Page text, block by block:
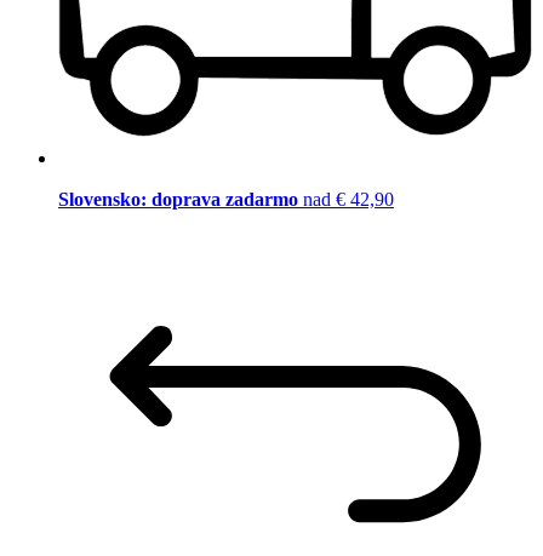
Slovensko: doprava zadarmo nad € 42,90